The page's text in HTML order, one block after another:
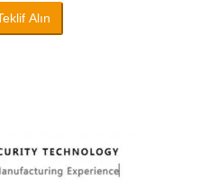
Alın